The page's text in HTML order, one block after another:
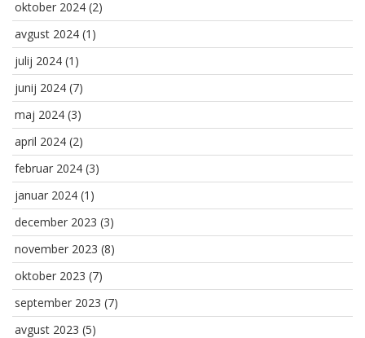
oktober 2024 (2)
avgust 2024 (1)
julij 2024 (1)
junij 2024 (7)
maj 2024 (3)
april 2024 (2)
februar 2024 (3)
januar 2024 (1)
december 2023 (3)
november 2023 (8)
oktober 2023 (7)
september 2023 (7)
avgust 2023 (5)